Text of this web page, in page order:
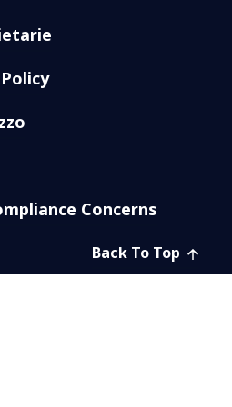
Concerns
Back To Top